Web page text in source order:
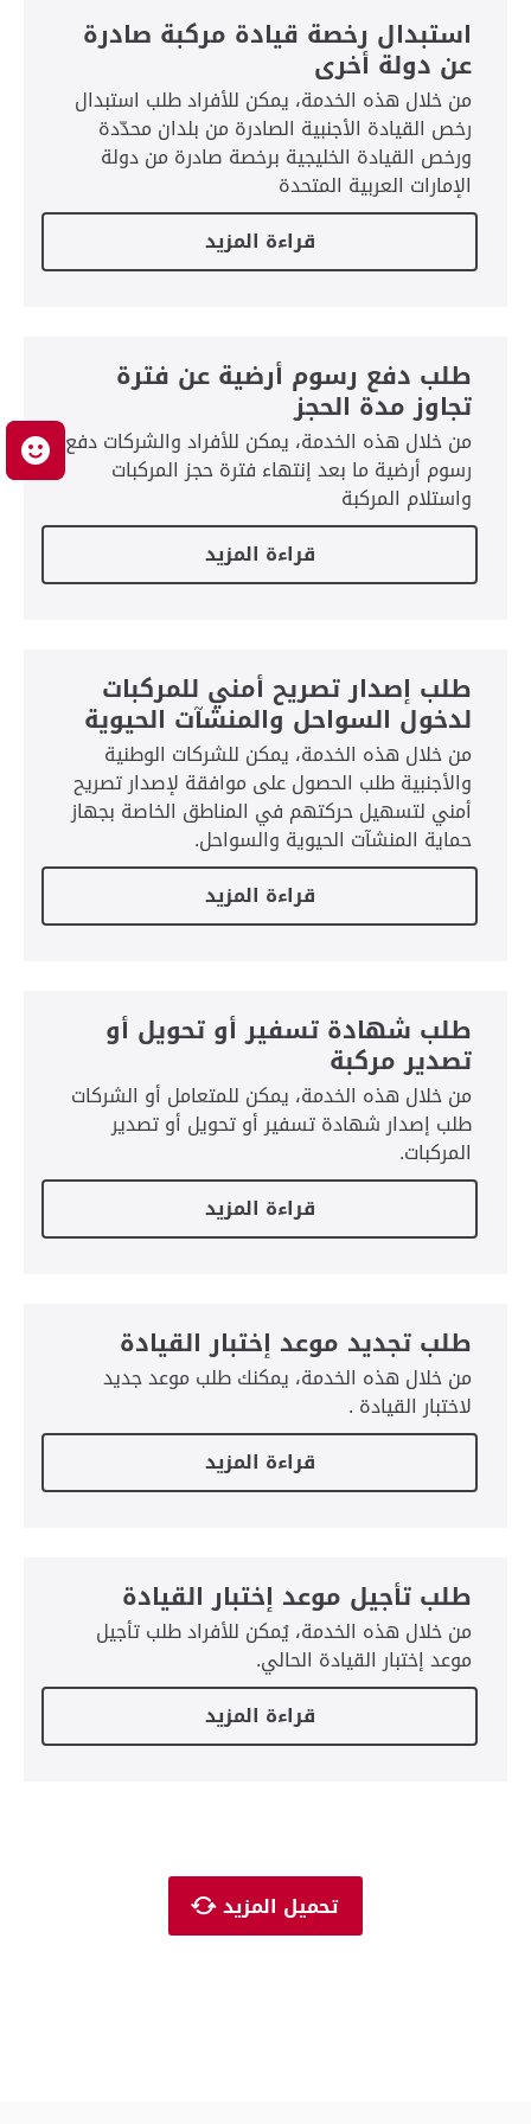
استبدال رخصة قيادة مركبة صادرة
عن دولة أخرى
من خلال هذه الخدمة، يمكن للأفراد طلب استبدال
رخص القيادة الأجنبية الصادرة من بلدان محدّدة
ورخص القيادة الخليجية برخصة صادرة من دولة
الإمارات العربية المتحدة
قراءة المزيد
طلب دفع رسوم أرضية عن فترة
تجاوز مدة الحجز
من خلال هذه الخدمة، يمكن للأفراد والشركات دفع
رسوم أرضية ما بعد إنتهاء فترة حجز المركبات
واستلام المركبة
قراءة المزيد
طلب إصدار تصريح أمني للمركبات
لدخول السواحل والمنشآت الحيوية
من خلال هذه الخدمة، يمكن للشركات الوطنية
والأجنبية طلب الحصول على موافقة لإصدار تصريح
أمني لتسهيل حركتهم في المناطق الخاصة بجهاز
حماية المنشآت الحيوية والسواحل.
قراءة المزيد
طلب شهادة تسفير أو تحويل أو
تصدير مركبة
من خلال هذه الخدمة، يمكن للمتعامل أو الشركات
طلب إصدار شهادة تسفير أو تحويل أو تصدير
المركبات.
قراءة المزيد
طلب تجديد موعد إختبار القيادة
من خلال هذه الخدمة، يمكنك طلب موعد جديد
لاختبار القيادة .
قراءة المزيد
طلب تأجيل موعد إختبار القيادة
من خلال هذه الخدمة، يُمكن للأفراد طلب تأجيل
موعد إختبار القيادة الحالي.
قراءة المزيد